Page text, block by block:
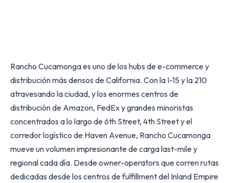
Rancho Cucamonga es uno de los hubs de e-commerce y
distribución más densos de California. Con la I-15 y la 210
atravesando la ciudad, y los enormes centros de
distribución de Amazon, FedEx y grandes minoristas
concentrados a lo largo de 6th Street, 4th Street y el
corredor logístico de Haven Avenue, Rancho Cucamonga
mueve un volumen impresionante de carga last-mile y
regional cada día. Desde owner-operators que corren rutas
dedicadas desde los centros de fulfillment del Inland Empire